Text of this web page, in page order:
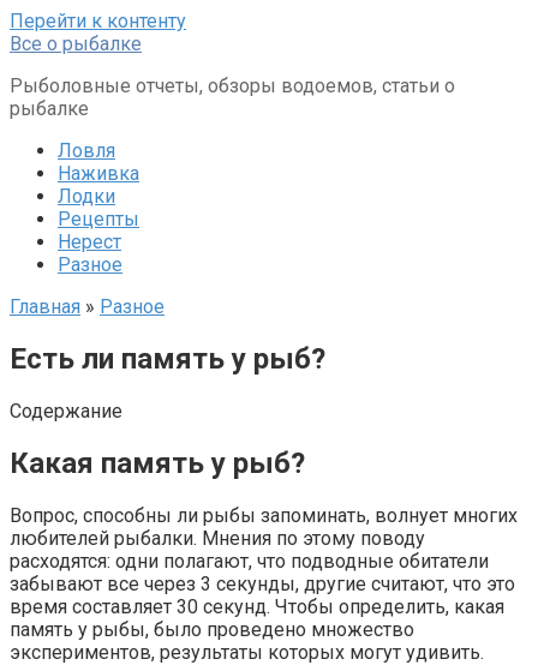
Перейти к контенту
Все о рыбалке
Рыболовные отчеты, обзоры водоемов, статьи о
рыбалке
Ловля
Наживка
Лодки
Рецепты
Нерест
Разное
Главная » Разное
Есть ли память у рыб?
Содержание
Какая память у рыб?
Вопрос, способны ли рыбы запоминать, волнует многих
любителей рыбалки. Мнения по этому поводу
расходятся: одни полагают, что подводные обитатели
забывают все через 3 секунды, другие считают, что это
время составляет 30 секунд. Чтобы определить, какая
память у рыбы, было проведено множество
экспериментов, результаты которых могут удивить.